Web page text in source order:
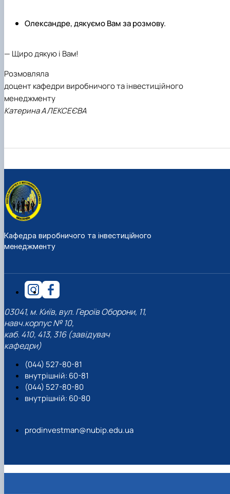
Олександре, дякуємо Вам за розмову.
— Щиро дякую і Вам!
Розмовляла
доцент кафедри виробничого та інвестиційного
менеджменту
Катерина АЛЕКСЕЄВА
Кафедра виробничого та інвестиційного
менеджменту
03041, м. Київ, вул. Героїв Оборони, 11,
навч.корпус № 10,
каб. 410, 413, 316 (завідувач
кафедри)
(044) 527-80-81
внутрішній: 60-81
(044) 527-80-80
внутрішній: 60-80
prodinvestman@nubip.edu.ua